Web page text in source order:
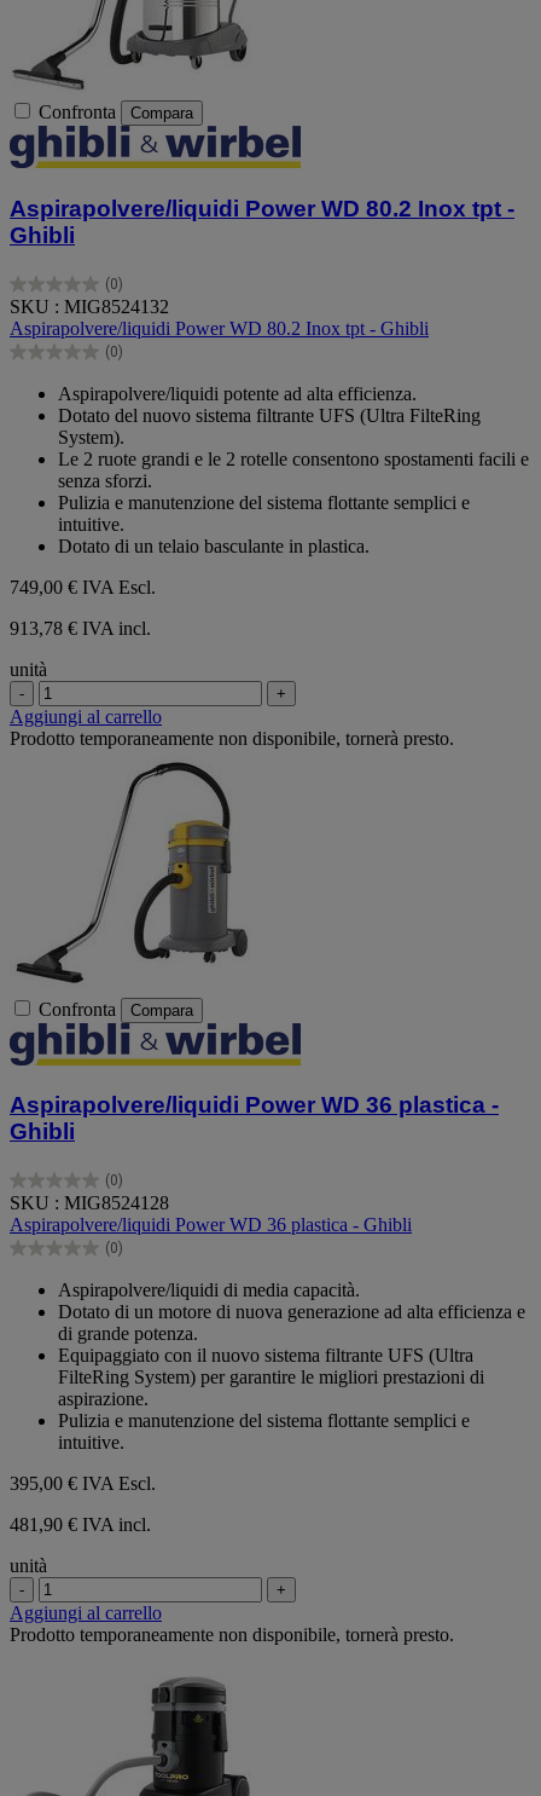
Confronta Compara
Aspirapolvere/liquidi Power WD 80.2 Inox tpt -
Ghibli
(0)
0.0
su
5
stelle.
SKU : MIG8524132
Aspirapolvere/liquidi Power WD 80.2 Inox tpt - Ghibli
(0)
0.0
stelle.
Aspirapolvere/liquidi potente ad alta efficienza.
Dotato del nuovo sistema filtrante UFS (Ultra FilteRing
System).
Le 2 ruote grandi e le 2 rotelle consentono spostamenti facili e
senza sforzi.
Pulizia e manutenzione del sistema flottante semplici e
intuitive.
Dotato di un telaio basculante in plastica.
749,00 € IVA Escl.
913,78 € IVA incl.
unità
- +
Aggiungi al carrello
Prodotto temporaneamente non disponibile, tornerà presto.
Confronta Compara
Aspirapolvere/liquidi Power WD 36 plastica -
Ghibli
(0)
0.0
su
5
stelle.
SKU : MIG8524128
Aspirapolvere/liquidi Power WD 36 plastica - Ghibli
(0)
0.0
Aspirapolvere/liquidi di media capacità.
Dotato di un motore di nuova generazione ad alta efficienza e
di grande potenza.
Equipaggiato con il nuovo sistema filtrante UFS (Ultra
FilteRing System) per garantire le migliori prestazioni di
aspirazione.
Pulizia e manutenzione del sistema flottante semplici e
intuitive.
395,00 € IVA Escl.
481,90 € IVA incl.
unità
- +
Aggiungi al carrello
Prodotto temporaneamente non disponibile, tornerà presto.